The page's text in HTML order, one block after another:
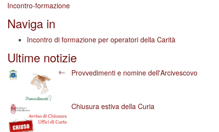
Incontro-formazione
Naviga in
Incontro di formazione per operatori della Carità
Ultime notizie
Provvedimenti e nomine dell'Arcivescovo
Chiusura estiva della Curia